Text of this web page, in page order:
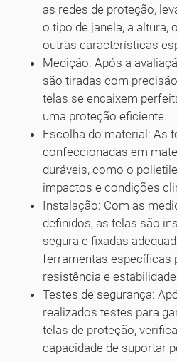
as redes de proteção,
o tipo de janela, a altura,
outras características
Medição: Após a
são tiradas com
telas se encaixem
uma proteção eficiente.
Escolha do material: As
confeccionadas em
duráveis, como o
impactos e condições
Instalação: Com as
definidos, as telas são
segura e fixadas
ferramentas específicas
resistência e
Testes de segurança:
realizados testes para
telas de proteção,
capacidade de suportar